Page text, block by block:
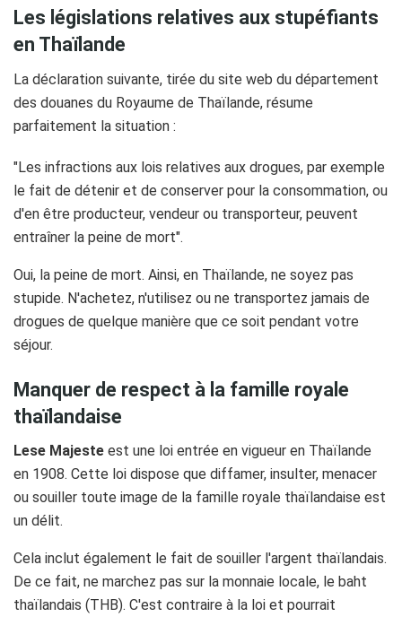
Les législations relatives aux stupéfiants
en Thaïlande
La déclaration suivante, tirée du site web du département
des douanes du Royaume de Thaïlande, résume
parfaitement la situation :
"Les infractions aux lois relatives aux drogues, par exemple
le fait de détenir et de conserver pour la consommation, ou
d'en être producteur, vendeur ou transporteur, peuvent
entraîner la peine de mort".
Oui, la peine de mort. Ainsi, en Thaïlande, ne soyez pas
stupide. N'achetez, n'utilisez ou ne transportez jamais de
drogues de quelque manière que ce soit pendant votre
séjour.
Manquer de respect à la famille royale
thaïlandaise
Lese Majeste est une loi entrée en vigueur en Thaïlande
en 1908. Cette loi dispose que diffamer, insulter, menacer
ou souiller toute image de la famille royale thaïlandaise est
un délit.
Cela inclut également le fait de souiller l'argent thaïlandais.
De ce fait, ne marchez pas sur la monnaie locale, le baht
thaïlandais (THB). C'est contraire à la loi et pourrait